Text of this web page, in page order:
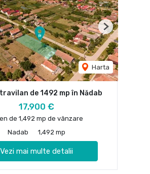
Harta
Next
de 1492 mp în Nădab
17,900 €
de 1,492 mp de vânzare
Nadab
1,492 mp
Vezi mai multe detalii